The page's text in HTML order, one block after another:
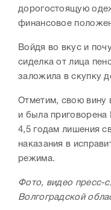
дорогостоящую
финансовое
Войдя во вкус и
сиделка от лица
заложила в скупку
Отметим, свою вину
и была
4,5 годам лишения
наказания в
режима.
Фото, видео пресс-
Волгоградской